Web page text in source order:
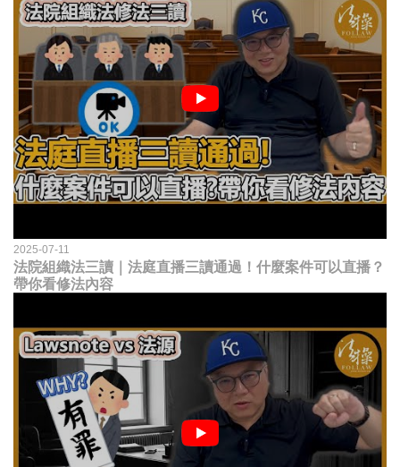
2025-07-11
法院組織法三讀｜法庭直播三讀通過！什麼案件可以直播？
帶你看修法內容